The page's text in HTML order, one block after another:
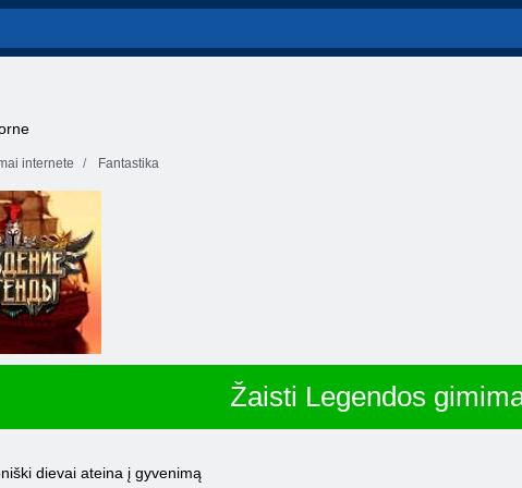
internete Fantastika
Žaisti Legendos
dievai ateina į gyvenimą